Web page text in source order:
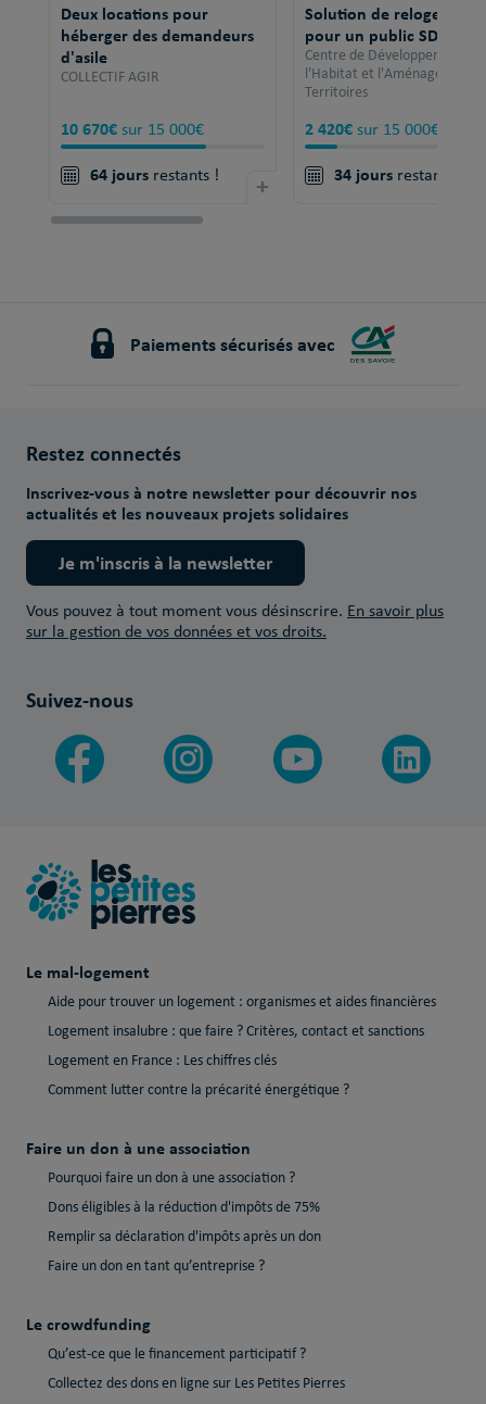
Deux locations pour
héberger des demandeurs
d'asile
COLLECTIF AGIR
10 670€ sur 15 000€
64 jours restants ! +
Solution de relogement
pour un public SDF
Centre de Développement
l'Habitat et l'Aménagement
Territoires
2 420€ sur 15 000€
34 jours restants !
Paiements sécurisés avec
Restez connectés
Inscrivez-vous à notre newsletter pour découvrir nos
actualités et les nouveaux projets solidaires
Je m'inscris à la newsletter
Vous pouvez à tout moment vous désinscrire. En savoir plus
sur la gestion de vos données et vos droits.
Suivez-nous
Le mal-logement
Aide pour trouver un logement : organismes et aides financières
Logement insalubre : que faire ? Critères, contact et sanctions
Logement en France : Les chiffres clés
Comment lutter contre la précarité énergétique ?
Faire un don à une association
Pourquoi faire un don à une association ?
Dons éligibles à la réduction d'impôts de 75%
Remplir sa déclaration d'impôts après un don
Faire un don en tant qu’entreprise ?
Le crowdfunding
Qu’est-ce que le financement participatif ?
Collectez des dons en ligne sur Les Petites Pierres